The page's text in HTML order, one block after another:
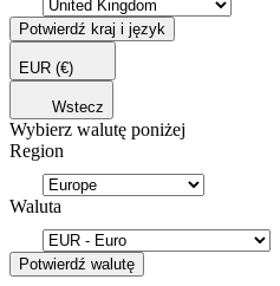
Potwierdź kraj i język
EUR (€)
Wstecz
Wybierz walutę poniżej
Region
Waluta
Potwierdź walutę